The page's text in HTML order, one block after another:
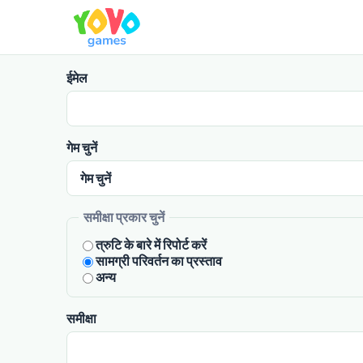
ईमेल
गेम चुनें
समीक्षा प्रकार चुनें
त्रुटि के बारे में रिपोर्ट करें
सामग्री परिवर्तन का प्रस्ताव
अन्य
समीक्षा